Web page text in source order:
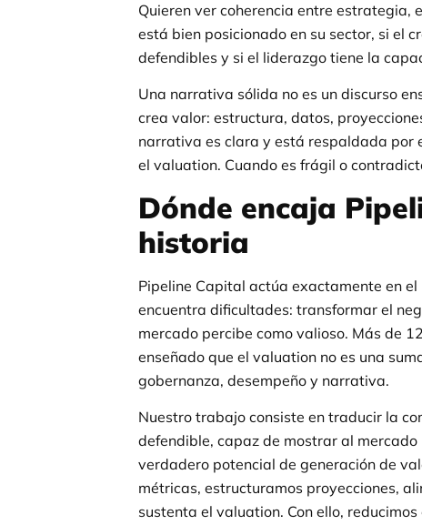
Quieren ver coherencia entre estrategia,
está bien posicionado en su sector, si el
defendibles y si el liderazgo tiene la
Una narrativa sólida no es un discurso
crea valor: estructura, datos,
narrativa es clara y está respaldada por
el valuation. Cuando es frágil o
Dónde encaja
historia
Pipeline Capital actúa exactamente en
encuentra dificultades: transformar el
mercado percibe como valioso. Más de
enseñado que el valuation no es una
gobernanza, desempeño y narrativa.
Nuestro trabajo consiste en traducir la
defendible, capaz de mostrar al
verdadero potencial de generación de
métricas, estructuramos proyecciones,
sustenta el valuation. Con ello,